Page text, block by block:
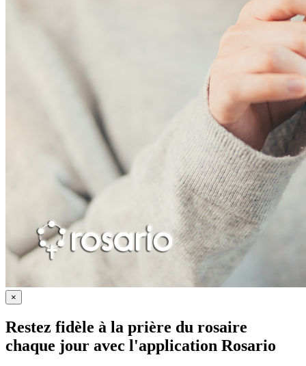
×
Restez fidèle à la prière du rosaire
chaque jour avec l'application Rosario